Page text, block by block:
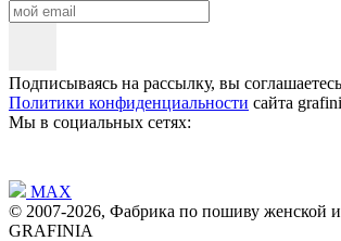
Подписываясь на рассылку, вы
Политики конфиденциальности сайта
Мы в социальных сетях:
MAX
© 2007-2026, Фабрика по пошиву женской
GRAFINIA